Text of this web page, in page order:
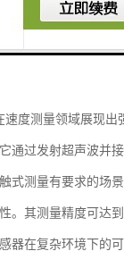
度测量领域展现出
通过发射超声波并
式测量有要求的场
。其测量精度可达
器在复杂环境下的